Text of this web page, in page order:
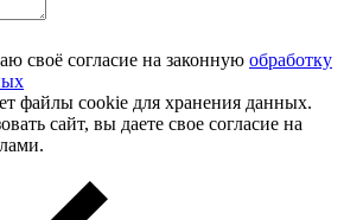
своё согласие на законную обработку
файлы cookie для хранения данных.
сайт, вы даете свое согласие на